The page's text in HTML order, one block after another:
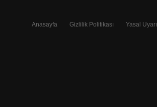
Anasayfa Gizlilik Politikası Yasal Uyarı